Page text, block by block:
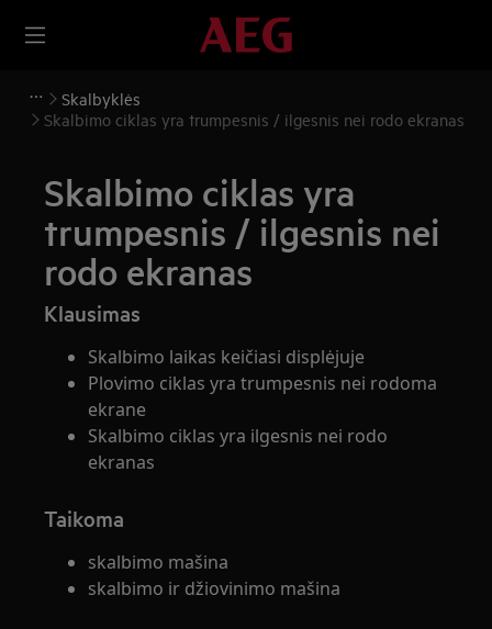
Skalbyklės
Skalbimo ciklas yra trumpesnis / ilgesnis nei rodo ekranas
Skalbimo ciklas yra
trumpesnis / ilgesnis nei
rodo ekranas
Klausimas
Skalbimo laikas keičiasi displėjuje
Plovimo ciklas yra trumpesnis nei rodoma
ekrane
Skalbimo ciklas yra ilgesnis nei rodo
ekranas
Taikoma
skalbimo mašina
skalbimo ir džiovinimo mašina